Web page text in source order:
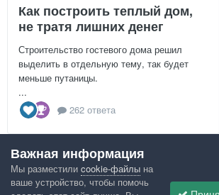
Как построить теплый дом,
не тратя лишних денег
Строительство гостевого дома решил
выделить в отдельную тему, так будет
меньше путаницы.
...
262 ответа
Посмотреть всё
Важная информация
Мы разместили cookie-файлы на
ваше устройство, чтобы помочь